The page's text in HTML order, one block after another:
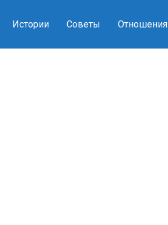
Истории Советы Отношения